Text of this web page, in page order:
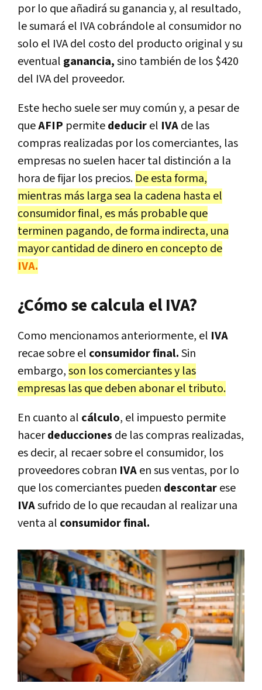
por lo que añadirá su ganancia y, al resultado,
le sumará el IVA cobrándole al consumidor no
solo el IVA del costo del producto original y su
eventual ganancia,sino también de los $420
del IVA del proveedor.
Este hecho suele ser muy común y, a pesar de
queAFIP permitededucirel IVAde las
compras realizadas por los comerciantes, las
empresas no suelen hacer tal distinción a la
hora de fijar los precios. De esta forma,
mientras más larga sea la cadena hasta el
consumidor final, es más probable que
terminen pagando, de forma indirecta, una
mayor cantidad de dinero en concepto de
IVA.
¿Cómo se calcula el IVA?
Como mencionamos anteriormente, el IVA
recae sobre el consumidor final.Sin
embargo,son los comerciantes y las
empresas las que deben abonar el tributo.
En cuanto al cálculo, el impuesto permite
hacerdeducciones de las compras realizadas,
es decir, al recaer sobre el consumidor, los
proveedores cobran IVAen sus ventas, por lo
que los comerciantes pueden descontarese
IVAsufrido de lo que recaudan al realizar una
venta al consumidor final.